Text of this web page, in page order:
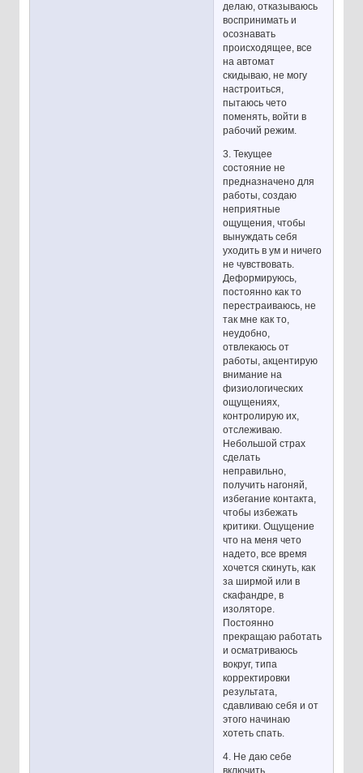
делаю, отказываюсь
воспринимать и
осознавать
происходящее, все
на автомат
скидываю, не могу
настроиться,
пытаюсь чето
поменять, войти в
рабочий режим.
3. Текущее
состояние не
предназначено для
работы, создаю
неприятные
ощущения, чтобы
вынуждать себя
уходить в ум и ничего
не чувствовать.
Деформируюсь,
постоянно как то
перестраиваюсь, не
так мне как то,
неудобно,
отвлекаюсь от
работы, акцентирую
внимание на
физиологических
ощущениях,
контролирую их,
отслеживаю.
Небольшой страх
сделать
неправильно,
получить нагоняй,
избегание контакта,
чтобы избежать
критики. Ощущение
что на меня чето
надето, все время
хочется скинуть, как
за ширмой или в
скафандре, в
изоляторе.
Постоянно
прекращаю работать
и осматриваюсь
вокруг, типа
корректировки
результата,
сдавливаю себя и от
этого начинаю
хотеть спать.
4. Не даю себе
включить